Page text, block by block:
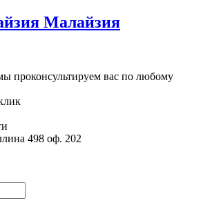
Малайзия
проконсультируем вас по любому
498 оф. 202